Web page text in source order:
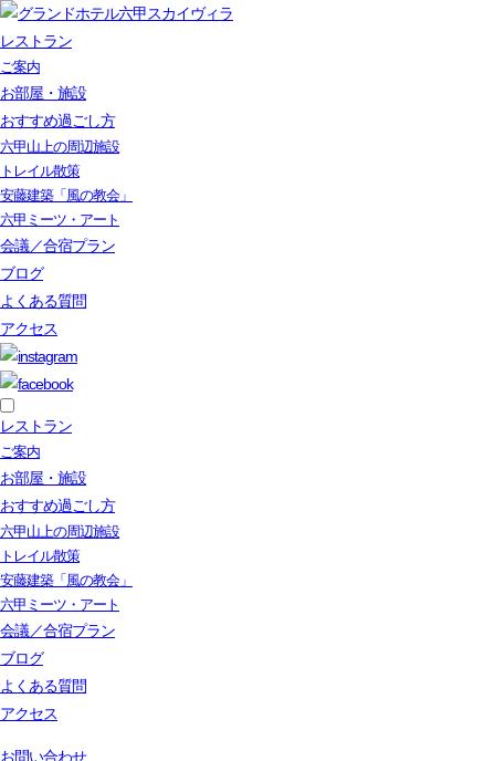
レストラン
ご案内
お部屋・施設
おすすめ過ごし方
六甲山上の周辺施設
トレイル散策
安藤建築「風の教会」
六甲ミーツ・アート
会議／合宿プラン
ブログ
よくある質問
アクセス
レストラン
ご案内
お部屋・施設
おすすめ過ごし方
六甲山上の周辺施設
トレイル散策
安藤建築「風の教会」
六甲ミーツ・アート
会議／合宿プラン
ブログ
よくある質問
アクセス
お問い合わせ